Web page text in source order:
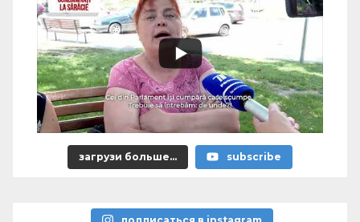
загрузи больше... subscribe